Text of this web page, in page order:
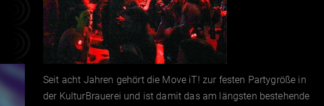
Seit acht Jahren gehört die Move iT! zur festen Partygröße in
der KulturBrauerei und ist damit das am längsten bestehende